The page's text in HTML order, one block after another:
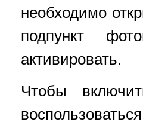
необходимо
подпункт
активировать.
Чтобы